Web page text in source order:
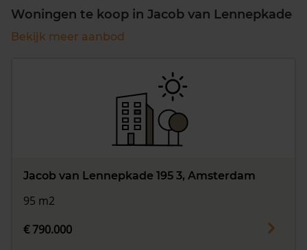
Woningen te koop in Jacob van Lennepkade
Bekijk meer aanbod
Jacob van Lennepkade 195 3, Amsterdam
95 m2
€ 790.000